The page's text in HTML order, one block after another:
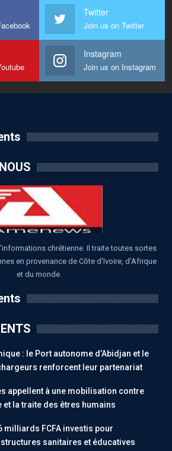
Twitter
Join us on Twitter
Instagram
Join us on Instagram
chrétienne. Il traite toutes sortes
en provenance de Côte d'Ivoire, d'Afrique
et du monde.
: le Port autonome d’Abidjan et le
renforcent leur partenariat
appellent à une mobilisation contre
et la traite des êtres humains
milliards FCFA investis pour
sanitaires et éducatives